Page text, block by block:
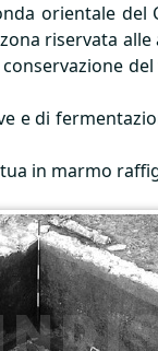
orientale
riservata
e di
in marmo